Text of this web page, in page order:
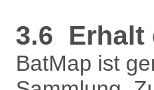
3.6 Erhalt
BatMap ist